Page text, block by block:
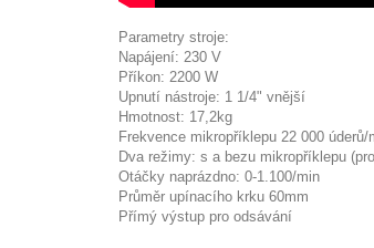
Parametry stroje:
Napájení: 230 V
Příkon: 2200 W
Upnutí nástroje: 1 1/4" vnější
Hmotnost: 17,2kg
Frekvence mikropříklepu 22 000 úderů/
Dva režimy: s a bezu mikropříklepu
Otáčky naprázdno: 0-1.100/min
Průměr upínacího krku 60mm
Přímý výstup pro odsávání